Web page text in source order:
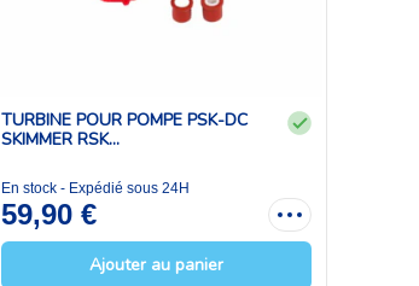
TURBINE POUR POMPE PSK-DC
SKIMMER RSK...
En stock - Expédié sous 24H
59,90 €
Ajouter au panier